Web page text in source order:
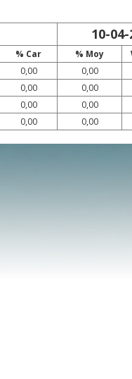
10-
% Car % Moy
0,00 0,00
0,00 0,00
0,00 0,00
0,00 0,00